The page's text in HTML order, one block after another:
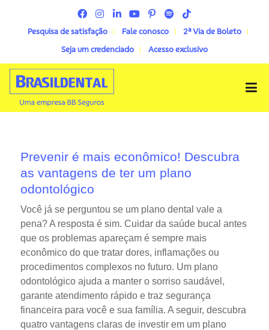
Pesquisa de satisfação Fale conosco
2ª Via de Boleto
Seja um credenciado
Acesso exclusivo
Menu
Prevenir é mais econômico! Descubra
as vantagens de ter um plano
odontológico
Você já se perguntou se um plano dental vale a
pena? A resposta é sim. Cuidar da saúde bucal antes
que os problemas apareçam é sempre mais
econômico do que tratar dores, inflamações ou
procedimentos complexos no futuro. Um plano
odontológico ajuda a manter o sorriso saudável,
garante atendimento rápido e traz segurança
financeira para você e sua família. A seguir, descubra
quatro vantagens claras de investir em um plano